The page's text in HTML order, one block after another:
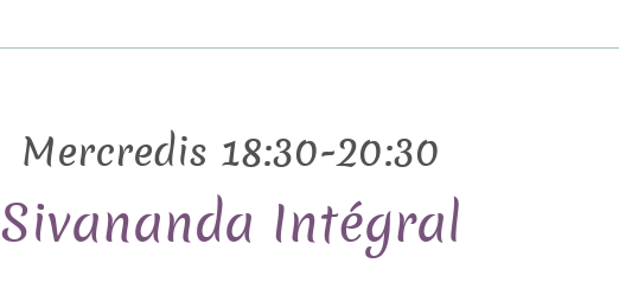
Mercredis 18:30-20:30
Sivananda Intégral